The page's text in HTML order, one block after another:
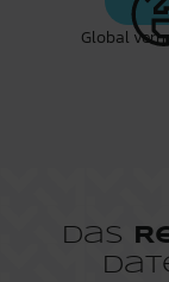
Global
Das